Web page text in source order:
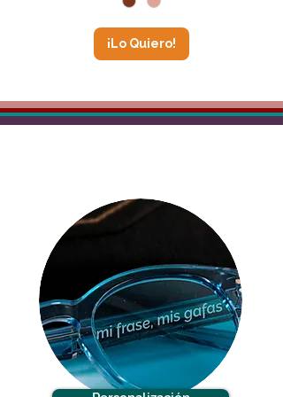
¡Lo Quiero!